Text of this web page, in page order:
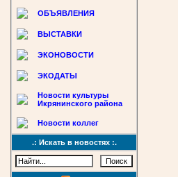
ОБЪЯВЛЕНИЯ
ВЫСТАВКИ
ЭКОНОВОСТИ
ЭКОДАТЫ
Новости культуры
Икрянинского района
Новости коллег
.: Искать в новостях :.